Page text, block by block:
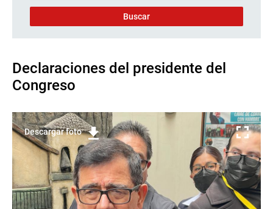
Declaraciones del presidente del
Congreso
Descargar foto